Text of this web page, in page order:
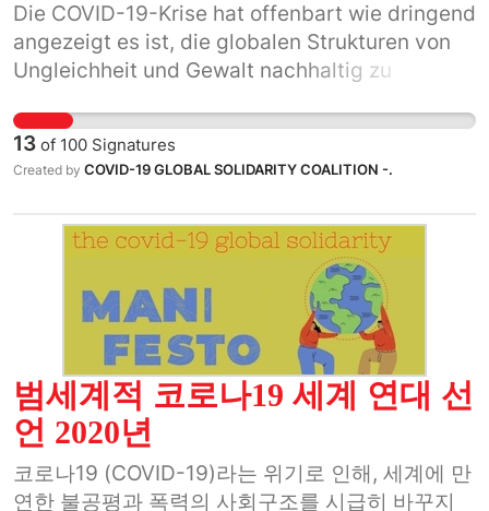
Die COVID-19-Krise hat offenbart wie dringend
angezeigt es ist, die globalen Strukturen von
Ungleichheit und Gewalt nachhaltig zu
werden diesen historischen Moment nicht
ungenutzt verstreichen lassen
13 of 100 Signatures
Created by COVID-19 GLOBAL SOLIDARITY COALITION -.
범세계적 코로나19 세계 연대 선
언 2020년
코로나19 (COVID-19)라는 위기로 인해, 세계에 만
연한 불공평과 폭력의 사회구조를 시급히 바꾸지